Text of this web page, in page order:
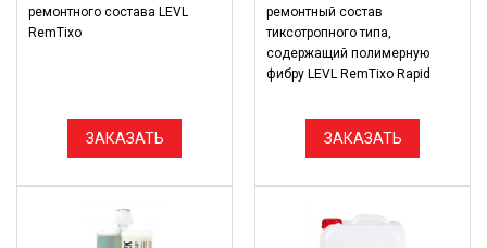
ремонтного состава LEVL
RemTixo
ЗАКАЗАТЬ
ремонтный состав
тиксотропного типа,
содержащий полимерную
фибру LEVL RemTixo Rapid
ЗАКАЗАТЬ